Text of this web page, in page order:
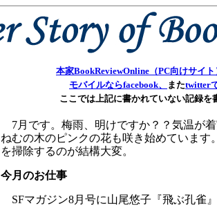
本家BookReviewOnline（PC向けサイト
モバイルならfacebook、
またtwitter
ここでは上記に書かれていない記録を
7月です。梅雨、明けですか？？気温が
ねむの木のピンクの花も咲き始めていま
を掃除するのが結構大変。
今月のお仕事
SFマガジン8月号に山尾悠子『飛ぶ孔雀